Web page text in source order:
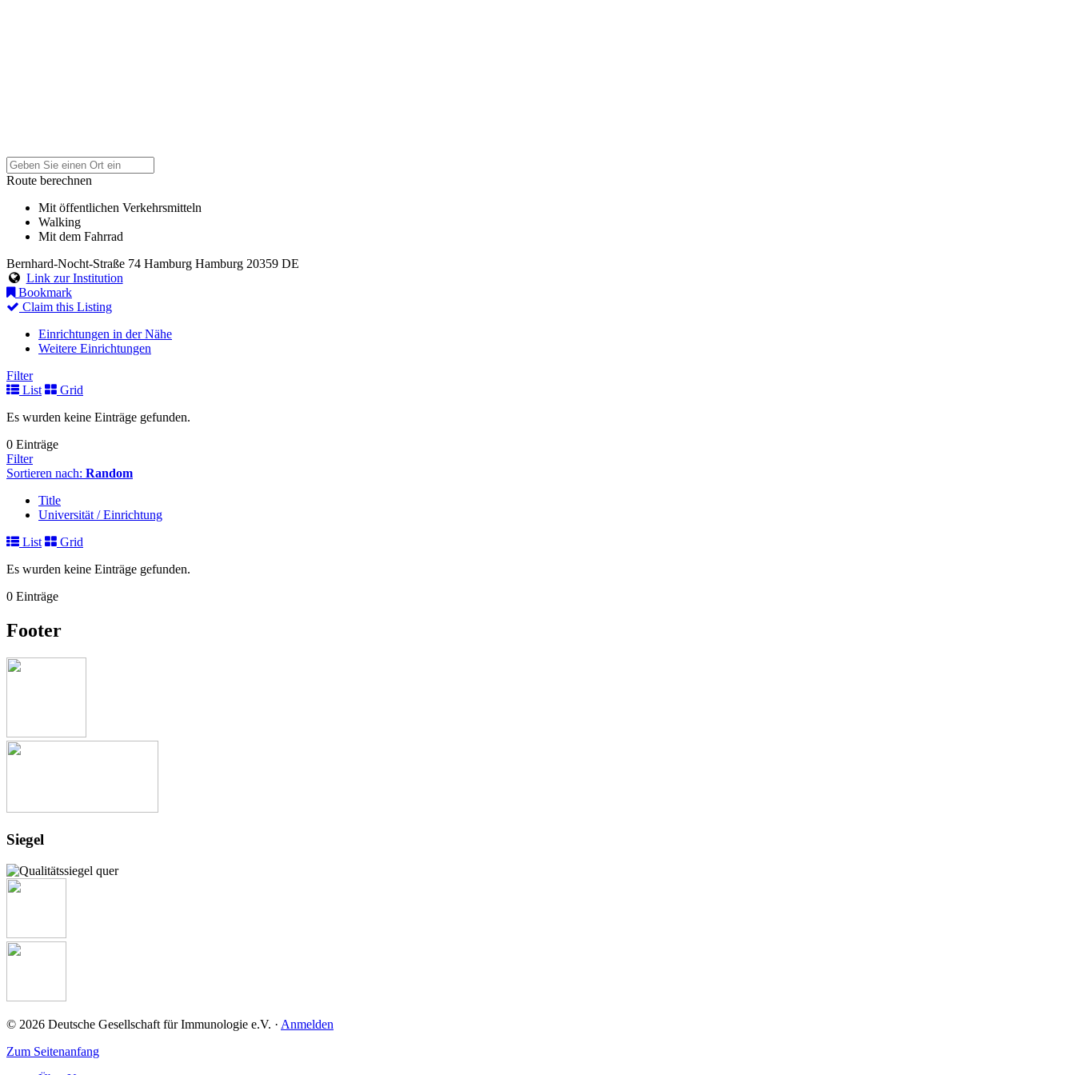
Route berechnen
Mit öffentlichen Verkehrsmitteln
Walking
Mit dem Fahrrad
Bernhard-Nocht-Straße 74 Hamburg Hamburg 20359 DE
Link zur Institution
Bookmark
Claim this Listing
Einrichtungen in der Nähe
Weitere Einrichtungen
Filter
List
Grid
Es wurden keine Einträge gefunden.
0 Einträge
Filter
Sortieren nach: Random
Title
Universität / Einrichtung
List
Grid
Es wurden keine Einträge gefunden.
0 Einträge
Footer
Siegel
© 2026 Deutsche Gesellschaft für Immunologie e.V. · Anmelden
Zum Seitenanfang